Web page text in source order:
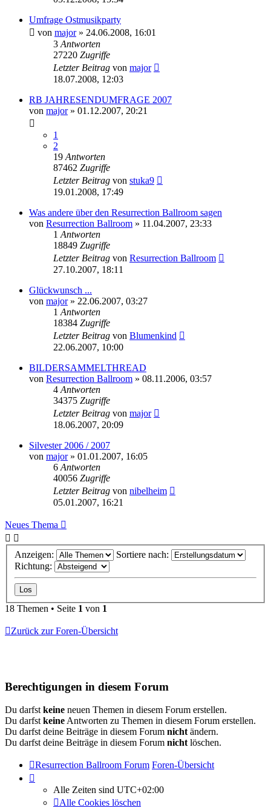
Umfrage Ostmusikparty
von major» 24.06.2008, 16:01
3Antworten
27220 Zugriffe
Letzter Beitrag von major
18.07.2008, 12:03
RB JAHRESENDUMFRAGE 2007
von major» 01.12.2007, 20:21
1
2
19Antworten
87462 Zugriffe
Letzter Beitrag von stuka9
19.01.2008, 17:49
Was andere über den Resurrection Ballroom sagen
von Resurrection Ballroom » 11.04.2007, 23:33
1Antworten
18849 Zugriffe
Letzter Beitrag von Resurrection Ballroom
27.10.2007, 18:11
Glückwunsch ...
von major» 22.06.2007, 03:27
1Antworten
18384 Zugriffe
Letzter Beitrag von Blumenkind
22.06.2007, 10:00
BILDERSAMMELTHREAD
von Resurrection Ballroom » 08.11.2006, 03:57
4Antworten
34375 Zugriffe
Letzter Beitrag von major
18.06.2007, 20:09
Silvester 2006 / 2007
von major» 01.01.2007, 16:05
6Antworten
40056 Zugriffe
Letzter Beitrag von nibelheim
05.01.2007, 16:21
Neues Thema
Anzeigen:
Sortiere nach:
Richtung:
18 Themen • Seite 1 von 1
Zurück zur Foren-Übersicht
Berechtigungen in diesem Forum
Du darfstkeine neuen Themen in diesem Forum erstellen.
Du darfstkeineAntworten zu Themen in diesem Forum erstellen.
Du darfst deine Beiträge in diesem Forum nichtändern.
Du darfst deine Beiträge in diesem Forum nichtlöschen.
Resurrection Ballroom Forum Foren-Übersicht
Alle Zeiten sind UTC+02:00
Alle Cookies löschen